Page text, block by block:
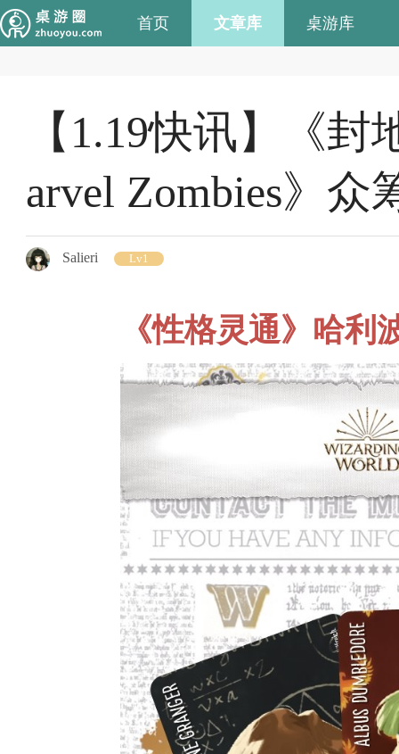
首页 文章库 桌游库
【1.19快讯】《
arvel Zombies》众
Salieri Lv1
《性格灵通》哈利